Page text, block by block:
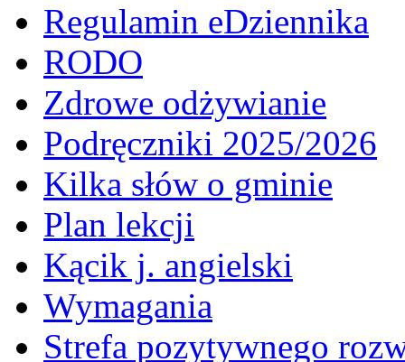
Regulamin eDziennika
RODO
Zdrowe odżywianie
Podręczniki 2025/2026
Kilka słów o gminie
Plan lekcji
Kącik j. angielski
Wymagania
Strefa pozytywnego